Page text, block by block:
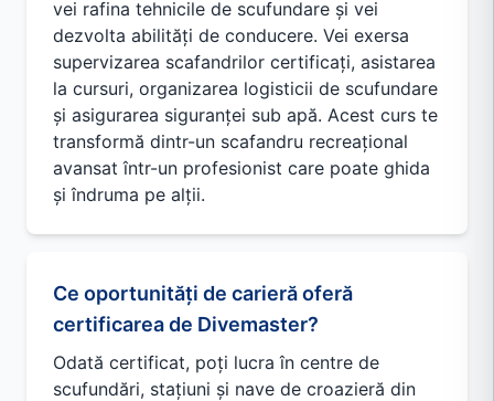
vei rafina tehnicile de scufundare și vei
dezvolta abilități de conducere. Vei exersa
supervizarea scafandrilor certificați, asistarea
la cursuri, organizarea logisticii de scufundare
și asigurarea siguranței sub apă. Acest curs te
transformă dintr-un scafandru recreațional
avansat într-un profesionist care poate ghida
și îndruma pe alții.
Ce oportunități de carieră oferă
certificarea de Divemaster?
Odată certificat, poți lucra în centre de
scufundări, stațiuni și nave de croazieră din